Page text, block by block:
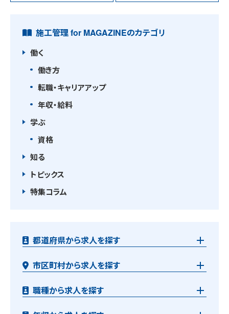
施工管理 for MAGAZINEのカテゴリ
働く
働き方
転職・キャリアアップ
年収・給料
学ぶ
資格
知る
トピックス
特集コラム
都道府県から求人を探す
市区町村から求人を探す
職種から求人を探す